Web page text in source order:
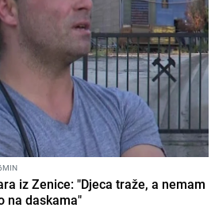
iz Zenice: "Djeca traže, a nemam
na daskama"